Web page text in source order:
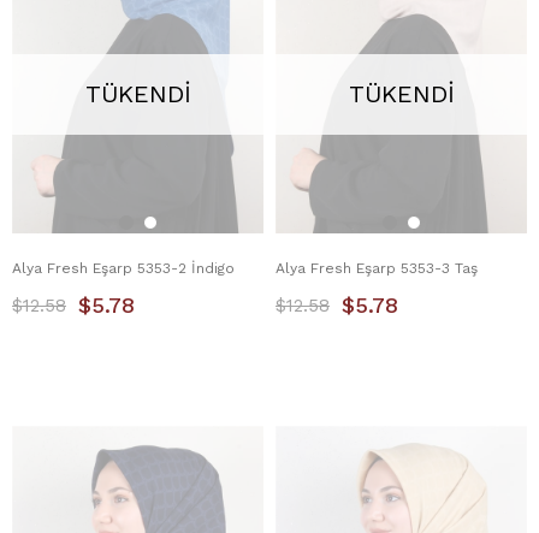
TÜKENDI
Alya Fresh Eşarp 5353-2 İndigo
$5.78
$12.58
TÜKENDI
Alya Fresh Eşarp 5353-3 Taş
$5.78
$12.58